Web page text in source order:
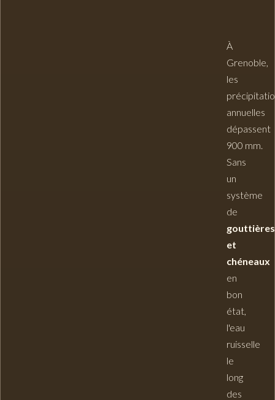
À
Grenoble,
les
annuelles
dépassent
900 mm.
Sans
un
système
de
gouttières
et
chéneaux
en
bon
état,
l'eau
ruisselle
le
long
des